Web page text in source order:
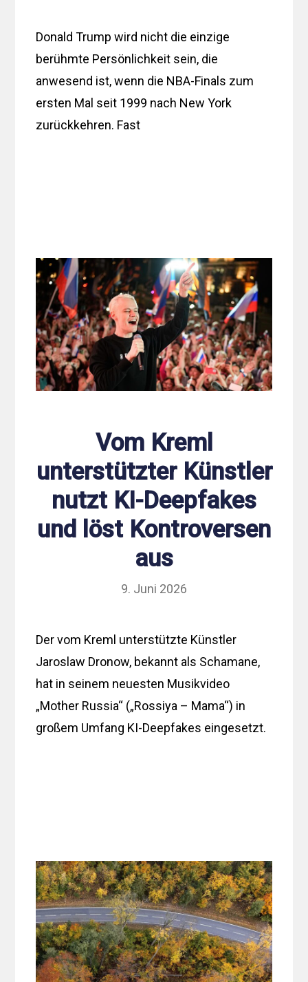
Donald Trump wird nicht die einzige
berühmte Persönlichkeit sein, die
anwesend ist, wenn die NBA-Finals zum
ersten Mal seit 1999 nach New York
zurückkehren. Fast
Vom Kreml
unterstützter Künstler
nutzt KI-Deepfakes
und löst Kontroversen
aus
9. Juni 2026
Der vom Kreml unterstützte Künstler
Jaroslaw Dronow, bekannt als Schamane,
hat in seinem neuesten Musikvideo
„Mother Russia“ („Rossiya – Mama“) in
großem Umfang KI-Deepfakes eingesetzt.